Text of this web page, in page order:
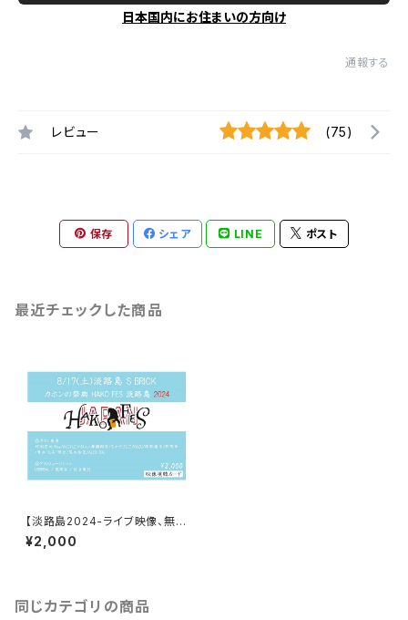
日本国内にお住まいの方向け
通報する
レビュー (75)
保存 シェア LINE ポスト
最近チェックした商品
【淡路島2024-ライブ映像、無期
限視聴カード】HAKO FES 淡路
島2024
¥2,000
同じカテゴリの商品